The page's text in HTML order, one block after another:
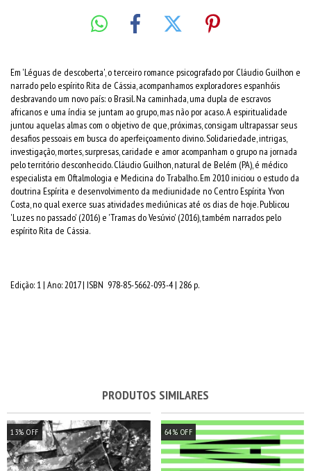
Em 'Léguas de descoberta', o terceiro romance psicografado por Cláudio Guilhon e
narrado pelo espírito Rita de Cássia, acompanhamos exploradores espanhóis
desbravando um novo país: o Brasil. Na caminhada, uma dupla de escravos
africanos e uma índia se juntam ao grupo, mas não por acaso. A espiritualidade
juntou aquelas almas com o objetivo de que, próximas, consigam ultrapassar seus
desafios pessoais em busca do aperfeiçoamento divino. Solidariedade, intrigas,
investigação, mortes, surpresas, caridade e amor acompanham o grupo na jornada
pelo território desconhecido. Cláudio Guilhon, natural de Belém (PA), é médico
especialista em Oftalmologia e Medicina do Trabalho. Em 2010 iniciou o estudo da
doutrina Espírita e desenvolvimento da mediunidade no Centro Espírita Yvon
Costa, no qual exerce suas atividades mediúnicas até os dias de hoje. Publicou
'Luzes no passado' (2016) e 'Tramas do Vesúvio' (2016), também narrados pelo
espírito Rita de Cássia.
Edição: 1 | Ano: 2017 | ISBN 978-85-5662-093-4 | 286 p.
PRODUTOS SIMILARES
13% OFF 64% OFF